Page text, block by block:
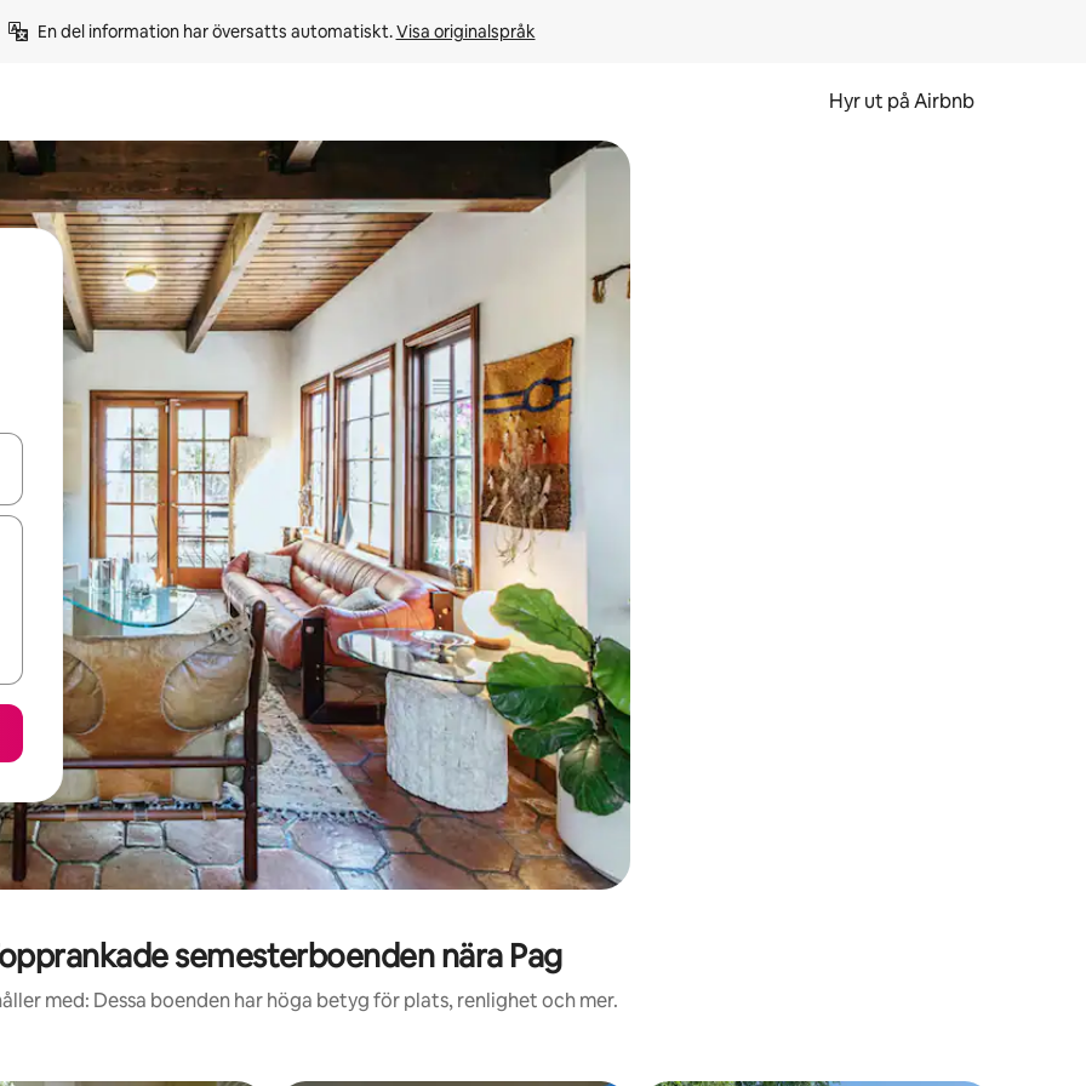
En del information har översatts automatiskt. Visa originalspråk
Hyr ut på Airbnb
och nedåtpilarna eller utforska genom att trycka eller svepa.
semesterboenden nära Pag
med: Dessa boenden har höga betyg för plats, renlighet och mer.